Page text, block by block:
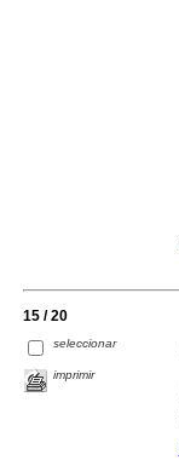
15 / 20
seleccionar
imprimir